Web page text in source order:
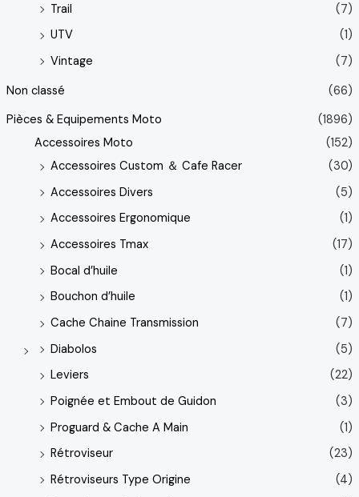
Trail
(7)
UTV
(1)
Vintage
(7)
Non classé
(66)
Pièces & Equipements Moto
(1896)
Accessoires Moto
(152)
Accessoires Custom ＆ Cafe Racer
(30)
Accessoires Divers
(5)
Accessoires Ergonomique
(1)
Accessoires Tmax
(17)
Bocal d’huile
(1)
Bouchon d’huile
(1)
Cache Chaine Transmission
(7)
Diabolos
(5)
Leviers
(22)
Poignée et Embout de Guidon
(3)
Proguard & Cache A Main
(1)
Rétroviseur
(23)
Rétroviseurs Type Origine
(4)